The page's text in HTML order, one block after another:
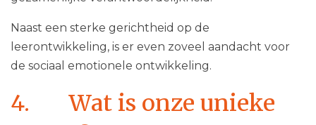
Naast een sterke gerichtheid op de
leerontwikkeling, is er even zoveel aandacht voor
de sociaal emotionele ontwikkeling.​
4. Wat is onze unieke